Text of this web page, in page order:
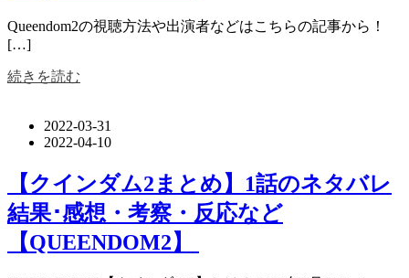
Queendom2の視聴方法や出演者などはこちらの記事から！
[…]
続きを読む
2022-03-31
2022-04-10
【クインダム2まとめ】1話のネタバレ
結果･感想・考察・反応など
【QUEENDOM2】